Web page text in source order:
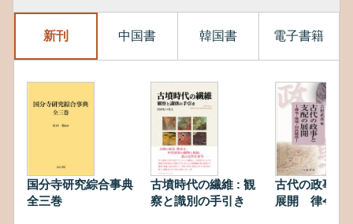
新刊 中国書 韓国書 電子書籍
国分寺研究綜合事典
全三巻
古墳時代の繊維 : 観
察と識別の手引き
古代の政事と
展開 律令・